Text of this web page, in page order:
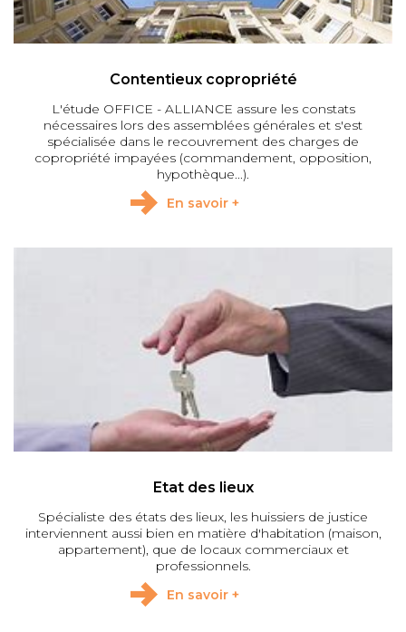
Contentieux copropriété
L'étude OFFICE - ALLIANCE assure les constats
nécessaires lors des assemblées générales et s'est
spécialisée dans le recouvrement des charges de
copropriété impayées (commandement, opposition,
hypothèque...).
En savoir +
Etat des lieux
Spécialiste des états des lieux, les huissiers de justice
interviennent aussi bien en matière d'habitation (maison,
appartement), que de locaux commerciaux et
professionnels.
En savoir +